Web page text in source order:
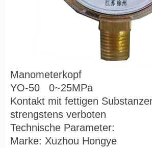
Manometerkopf
YO-50 0~25MPa
Kontakt mit fettigen
strengstens verboten
Technische Parameter:
Marke: Xuzhou Hongye